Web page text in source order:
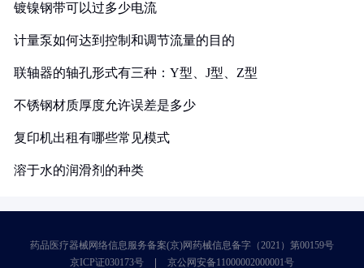
镀镍钢带可以过多少电流
计量泵如何达到控制和调节流量的目的
联轴器的轴孔形式有三种：Y型、J型、Z型
不锈钢材质厚度允许误差是多少
复印机出租有哪些常见模式
溶于水的润滑剂的种类
药品医疗器械网络信息服务备案(京)网药械信息备字（2021）第00159号
京ICP证030173号
京公网安备11000002000001号